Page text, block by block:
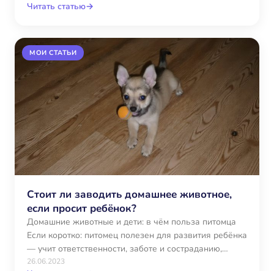
Читать статью→
МОИ СТАТЬИ
Стоит ли заводить домашнее животное,
если просит ребёнок?
Домашние животные и дети: в чём польза питомца
Если коротко: питомец полезен для развития ребёнка
— учит ответственности, заботе и состраданию,
помогает…
26.06.2023